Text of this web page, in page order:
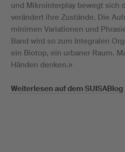
und Mikrointerplay bewegt sich
verändert ihre Zustände. Die
minimen Variationen und
Band wird so zum Integralen
ein Biotop, ein urbaner Raum.
Händen denken.»
Weiterlesen auf dem SUISABlog